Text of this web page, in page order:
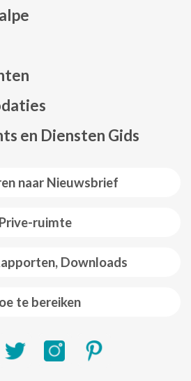
naar Nieuwsbrief
Prive-ruimte
Downloads
te bereiken
en Diensten Gids